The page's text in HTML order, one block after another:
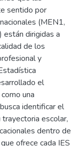
sentido por
(MEN1,
están dirigidas a
de los
y
el
una
identificar el
escolar,
dentro de
ofrece cada IES